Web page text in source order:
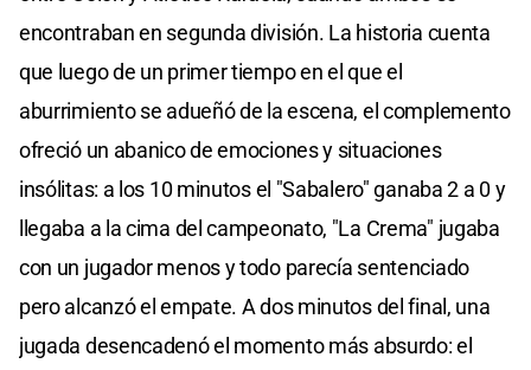
encontraban en segunda división. La historia cuenta
que luego de un primer tiempo en el que el
aburrimiento se adueñó de la escena, el complemento
ofreció un abanico de emociones y situaciones
insólitas: a los 10 minutos el "Sabalero" ganaba 2 a 0 y
llegaba a la cima del campeonato, "La Crema" jugaba
con un jugador menos y todo parecía sentenciado
pero alcanzó el empate. A dos minutos del final, una
jugada desencadenó el momento más absurdo: el